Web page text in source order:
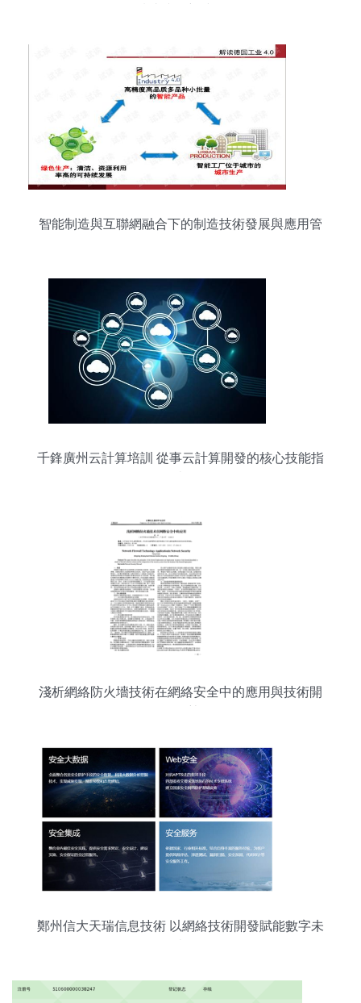
智能制造與互聯網融合下的制造技術發展與應用管
千鋒廣州云計算培訓 從事云計算開發的核心技能指
淺析網絡防火墻技術在網絡安全中的應用與技術開
鄭州信大天瑞信息技術 以網絡技術開發賦能數字未